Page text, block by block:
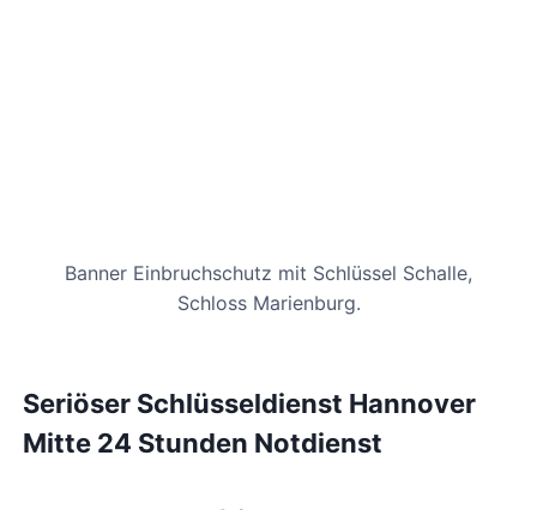
Banner Einbruchschutz mit Schlüssel Schalle,
Schloss Marienburg.
Seriöser Schlüsseldienst Hannover
Mitte 24 Stunden Notdienst